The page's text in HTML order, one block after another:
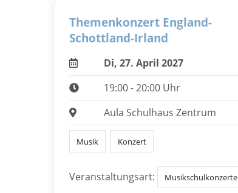
Themenkonzert England-
Schottland-Irland
Di, 27. April 2027
19:00 - 20:00 Uhr
Aula Schulhaus Zentrum
Musik Konzert
Veranstaltungsart: Musikschulkonzerte